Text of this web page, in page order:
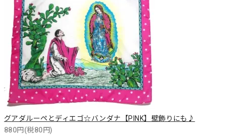
グアダルーペとディエゴ☆バンダナ【PINK】壁飾りにも♪
880円(税80円)